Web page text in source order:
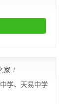
家 /
学、天易中学